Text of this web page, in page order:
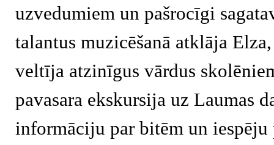
uzvedumiem un pašrocīgi
talantus muzicēšanā atklāja
veltīja atzinīgus vārdus
pavasara ekskursija uz Laumas
informāciju par bitēm un